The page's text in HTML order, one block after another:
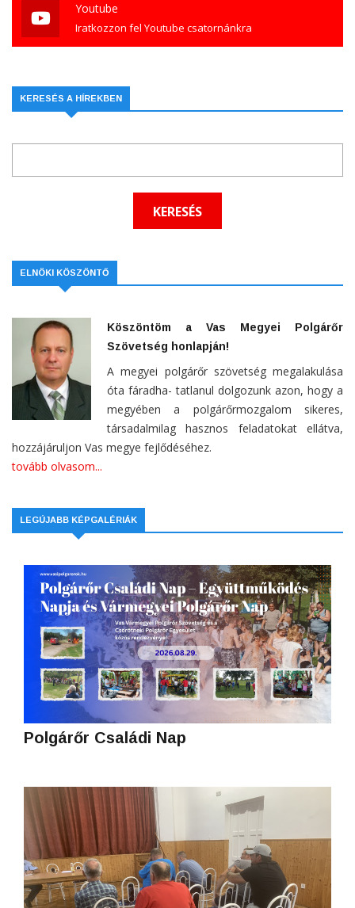
Youtube
Iratkozzon fel Youtube csatornánkra
KERESÉS A HÍREKBEN
ELNÖKI KÖSZÖNTŐ
Köszöntöm a Vas Megyei Polgárőr
Szövetség honlapján!
A megyei polgárőr szövetség megalakulása
óta fáradha- tatlanul dolgozunk azon, hogy a
megyében a polgárőrmozgalom sikeres,
társadalmilag hasznos feladatokat ellátva,
hozzájáruljon Vas megye fejlődéséhez.
tovább olvasom...
LEGÚJABB KÉPGALÉRIÁK
Polgárőr Családi Nap